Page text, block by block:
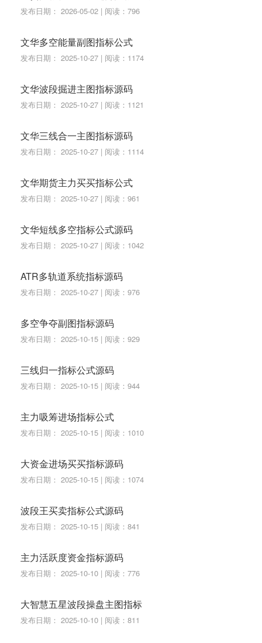
发布日期： 2026-05-02 | 阅读：796
文华多空能量副图指标公式
发布日期： 2025-10-27 | 阅读：1174
文华波段掘进主图指标源码
发布日期： 2025-10-27 | 阅读：1121
文华三线合一主图指标源码
发布日期： 2025-10-27 | 阅读：1114
文华期货主力买买指标公式
发布日期： 2025-10-27 | 阅读：961
文华短线多空指标公式源码
发布日期： 2025-10-27 | 阅读：1042
ATR多轨道系统指标源码
发布日期： 2025-10-27 | 阅读：976
多空争夺副图指标源码
发布日期： 2025-10-15 | 阅读：929
三线归一指标公式源码
发布日期： 2025-10-15 | 阅读：944
主力吸筹进场指标公式
发布日期： 2025-10-15 | 阅读：1010
大资金进场买买指标源码
发布日期： 2025-10-15 | 阅读：1074
波段王买卖指标公式源码
发布日期： 2025-10-15 | 阅读：841
主力活跃度资金指标源码
发布日期： 2025-10-10 | 阅读：776
大智慧五星波段操盘主图指标
发布日期： 2025-10-10 | 阅读：811